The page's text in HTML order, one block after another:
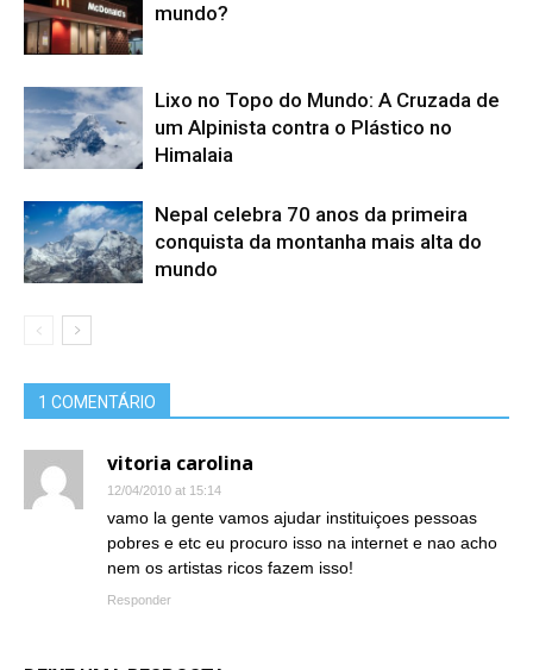
mundo?
Lixo no Topo do Mundo: A Cruzada de
um Alpinista contra o Plástico no
Himalaia
Nepal celebra 70 anos da primeira
conquista da montanha mais alta do
mundo
1 COMENTÁRIO
vitoria carolina
12/04/2010 at 15:14
vamo la gente vamos ajudar instituiçoes pessoas
pobres e etc eu procuro isso na internet e nao acho
nem os artistas ricos fazem isso!
Responder